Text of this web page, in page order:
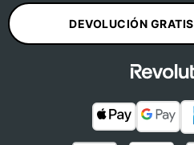
DEVOLUCIÓN